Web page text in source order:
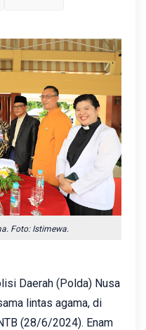
Foto: Istimewa.
Daerah (Polda) Nusa
lintas agama, di
(28/6/2024). Enam